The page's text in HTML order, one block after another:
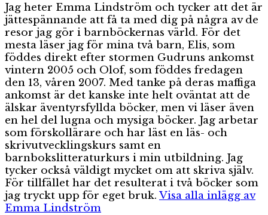
Jag heter Emma Lindström och tycker att det är
jättespännande att få ta med dig på några av de
resor jag gör i barnböckernas värld. För det
mesta läser jag för mina två barn, Elis, som
föddes direkt efter stormen Gudruns ankomst
vintern 2005 och Olof, som föddes fredagen
den 13, våren 2007. Med tanke på deras maffiga
ankomst är det kanske inte helt oväntat att de
älskar äventyrsfyllda böcker, men vi läser även
en hel del lugna och mysiga böcker. Jag arbetar
som förskollärare och har läst en läs- och
skrivutvecklingskurs samt en
barnbokslitteraturkurs i min utbildning. Jag
tycker också väldigt mycket om att skriva själv.
För tillfället har det resulterat i två böcker som
jag tryckt upp för eget bruk. Visa alla inlägg av
Emma Lindström